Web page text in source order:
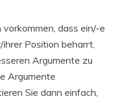
dass ein/-e
Position beharrt,
Argumente zu
Argumente
Sie dann einfach,